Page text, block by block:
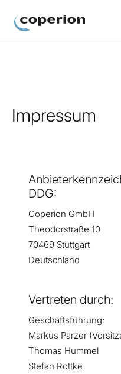
Impressum
DDG:
Coperion GmbH
Theodorstraße 10
70469 Stuttgart
Deutschland
Vertreten durch:
Geschäftsführung:
Markus Parzer
Thomas Hummel
Stefan Rottke